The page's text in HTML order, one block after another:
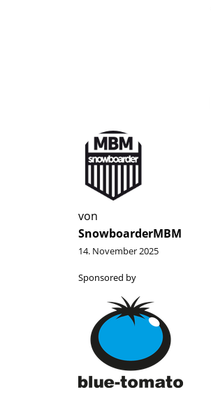
von
SnowboarderMBM
14. November 2025
Sponsored by